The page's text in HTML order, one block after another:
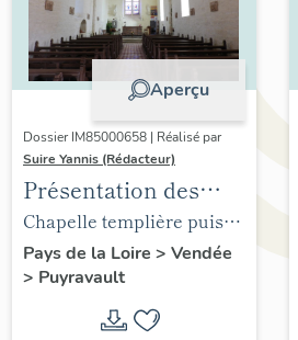
Aperçu
Dossier IM85000658 | Réalisé par
Suire Yannis (Rédacteur)
Présentation des
objets mobiliers de
l'église de Puyravault
Chapelle templière puis
église paroissiale Notre-
Dame de Puyravault
Pays de la Loire > Vendée
> Puyravault